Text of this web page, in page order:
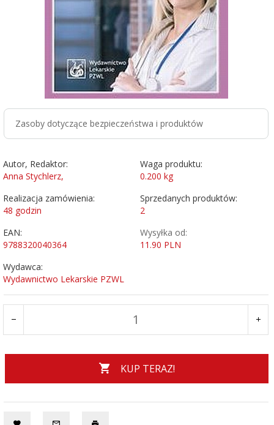
Zasoby dotyczące bezpieczeństwa i produktów
Autor, Redaktor:
Anna Stychlerz,
Waga produktu:
0.200 kg
Realizacja zamówienia:
48 godzin
Sprzedanych produktów:
2
EAN:
9788320040364
Wysyłka od:
11.90 PLN
Wydawca:
Wydawnictwo Lekarskie PZWL
KUP TERAZ!